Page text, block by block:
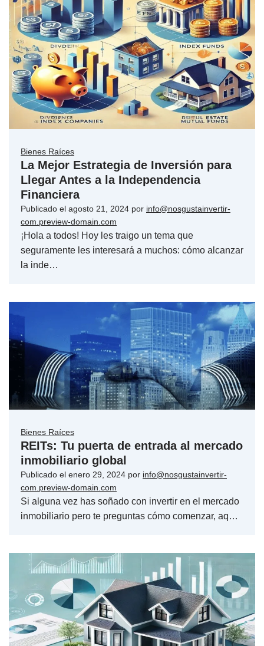
Bienes Raíces
La Mejor Estrategia de Inversión para
Llegar Antes a la Independencia
Financiera
Publicado el agosto 21, 2024 por info@nosgustainvertir-
com.preview-domain.com
¡Hola a todos! Hoy les traigo un tema que
seguramente les interesará a muchos: cómo alcanzar
la inde…
Bienes Raíces
REITs: Tu puerta de entrada al mercado
inmobiliario global
Publicado el enero 29, 2024 por info@nosgustainvertir-
com.preview-domain.com
Si alguna vez has soñado con invertir en el mercado
inmobiliario pero te preguntas cómo comenzar, aq…